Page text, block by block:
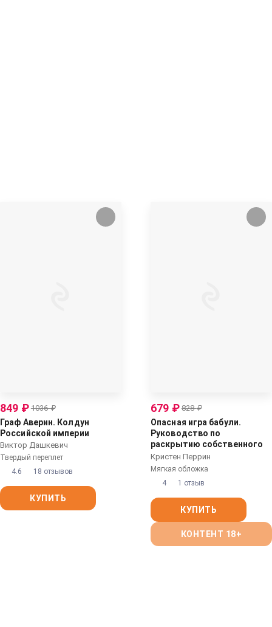
849 ₽ 1036₽
Граф Аверин. Колдун
Российской империи
Виктор Дашкевич
Твердый переплет
4.6
18 отзывов
КУПИТЬ
679 ₽ 828₽
Опасная игра бабули.
Руководство по
раскрытию собственного
убийства (#1)
Кристен Перрин
Мягкая обложка
4
1 отзыв
КУПИТЬ
КОНТЕНТ 18+